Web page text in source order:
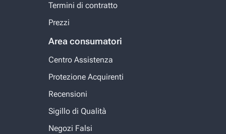
Termini di contratto
Prezzi
Area consumatori
Centro Assistenza
Protezione Acquirenti
Recensioni
Sigillo di Qualità
Negozi Falsi